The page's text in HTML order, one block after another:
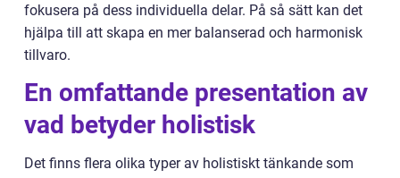
fokusera på dess individuella delar. På så sätt kan det
hjälpa till att skapa en mer balanserad och harmonisk
tillvaro.
En omfattande presentation av
vad betyder holistisk
Det finns flera olika typer av holistiskt tänkande som